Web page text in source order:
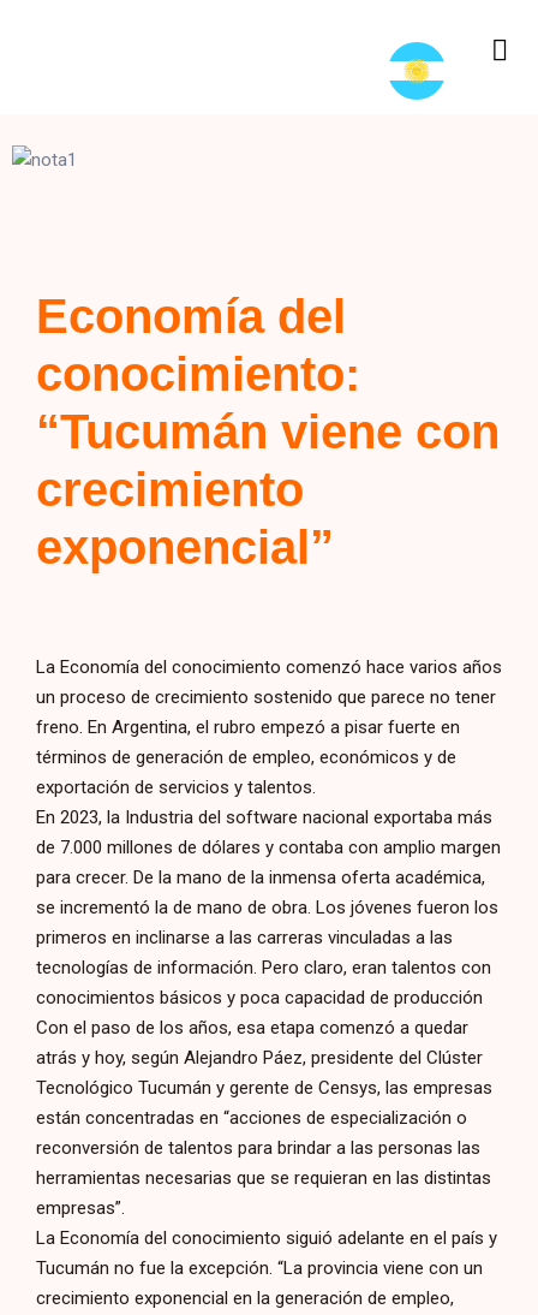
Economía del
conocimiento:
“Tucumán viene con
crecimiento
exponencial”
La Economía del conocimiento comenzó hace varios años
un proceso de crecimiento sostenido que parece no tener
freno. En Argentina, el rubro empezó a pisar fuerte en
términos de generación de empleo, económicos y de
exportación de servicios y talentos.
En 2023, la Industria del software nacional exportaba más
de 7.000 millones de dólares y contaba con amplio margen
para crecer. De la mano de la inmensa oferta académica,
se incrementó la de mano de obra. Los jóvenes fueron los
primeros en inclinarse a las carreras vinculadas a las
tecnologías de información. Pero claro, eran talentos con
conocimientos básicos y poca capacidad de producción
Con el paso de los años, esa etapa comenzó a quedar
atrás y hoy, según Alejandro Páez, presidente del Clúster
Tecnológico Tucumán y gerente de Censys, las empresas
están concentradas en “acciones de especialización o
reconversión de talentos para brindar a las personas las
herramientas necesarias que se requieran en las distintas
empresas”.
La Economía del conocimiento siguió adelante en el país y
Tucumán no fue la excepción. “La provincia viene con un
crecimiento exponencial en la generación de empleo,